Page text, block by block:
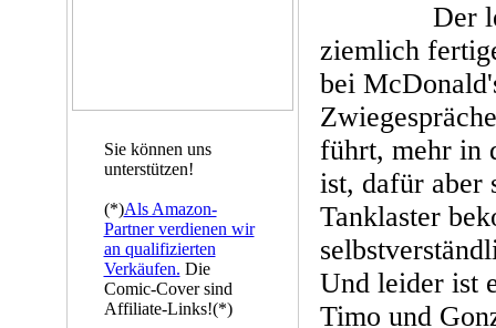
Sie können uns
unterstützen!
(*)Als Amazon-
Partner verdienen wir
an qualifizierten
Verkäufen. Die
Comic-Cover sind
Affiliate-Links!(*)
Der
ziemlich
bei
führt, mehr in
ist, dafür aber
Tanklaster
Und leider ist
Timo und